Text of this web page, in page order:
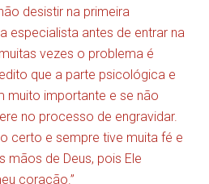
desistir na primeira
especialista antes de entrar na
vezes o problema é
que a parte psicológica e
importante e se não
no processo de engravidar.
certo e sempre tive muita fé e
mãos de Deus, pois Ele
coração.”